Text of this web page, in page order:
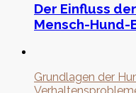
Der Einfluss
Mensch-Hund-
Grundlagen der